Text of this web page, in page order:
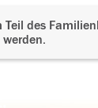
des
werden.